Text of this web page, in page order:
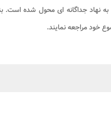
نهاد جداگانه ای محول شده است.
خود مراجعه نمایند.